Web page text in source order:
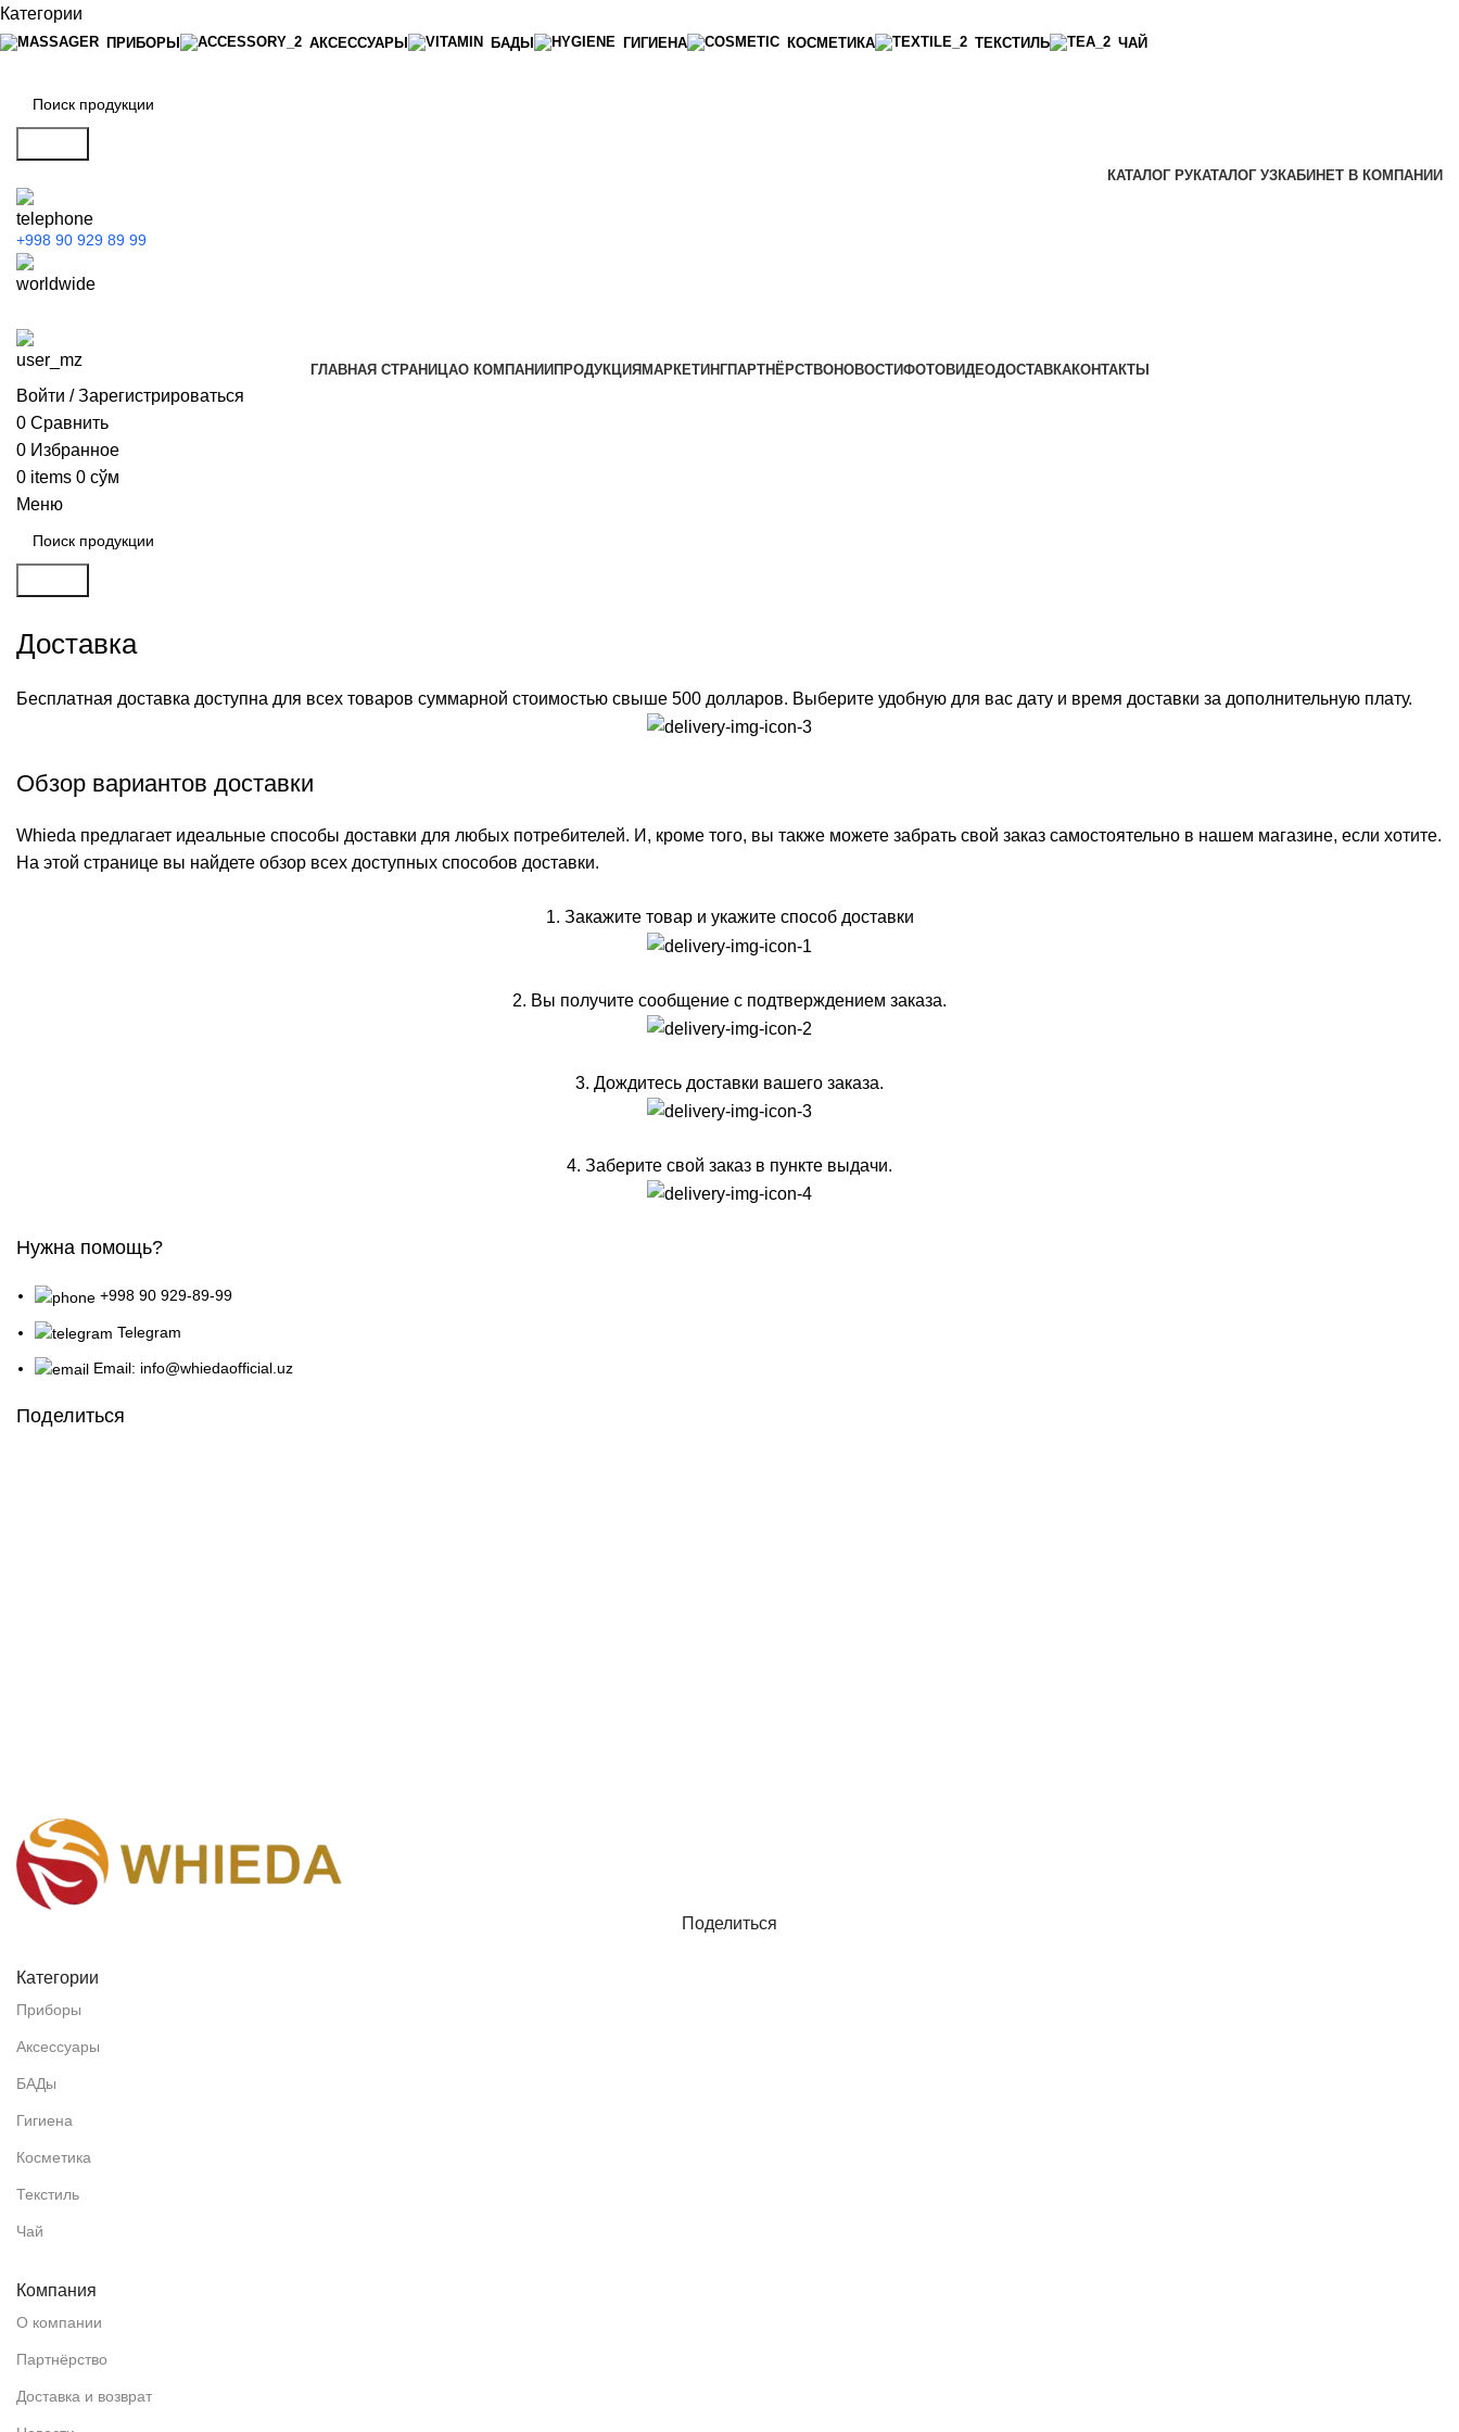
Категории
ПРИБОРЫ АКСЕССУАРЫ БАДЫ ГИГИЕНА КОСМЕТИКА ТЕКСТИЛЬ ЧАЙ
КАТАЛОГ РУКАТАЛОГ УЗКАБИНЕТ В КОМПАНИИ
+998 90 929 89 99
ГЛАВНАЯ СТРАНИЦАО КОМПАНИИ ПРОДУКЦИЯ МАРКЕТИНГПАРТНЁРСТВОНОВОСТИФОТОВИДЕОДОСТАВКАКОНТАКТЫ
Войти / Зарегистрироваться
0 Сравнить
0 Избранное
0 items 0 сўм
Меню
Доставка
Бесплатная доставка доступна для всех товаров суммарной стоимостью свыше 500 долларов. Выберите удобную для вас дату и время доставки за дополнительную плату.
Обзор вариантов доставки
Whieda предлагает идеальные способы доставки для любых потребителей. И, кроме того, вы также можете забрать свой заказ самостоятельно в нашем магазине, если хотите.
На этой странице вы найдете обзор всех доступных способов доставки.
1. Закажите товар и укажите способ доставки
2. Вы получите сообщение с подтверждением заказа.
3. Дождитесь доставки вашего заказа.
4. Заберите свой заказ в пункте выдачи.
Нужна помощь?
+998 90 929-89-99
Telegram
Email: info@whiedaofficial.uz
Поделиться
Поделиться
Категории
Приборы
Аксессуары
БАДы
Гигиена
Косметика
Текстиль
Чай
Компания
О компании
Партнёрство
Доставка и возврат